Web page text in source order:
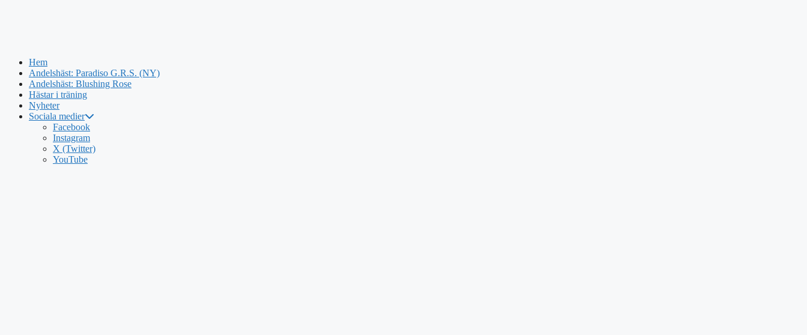
Hem
Andelshäst: Paradiso G.R.S. (NY)
Andelshäst: Blushing Rose
Hästar i träning
Nyheter
Sociala medier
Facebook
Instagram
X (Twitter)
YouTube